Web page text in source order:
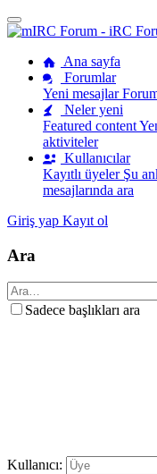
Ana sayfa
Forumlar
Yeni mesajlar
Neler yeni
Featured content
aktiviteler
Kullanıcılar
Kayıtlı üyeler Şu
mesajlarında ara
Giriş yap Kayıt ol
Ara
Sadece başlıkları ara
Kullanıcı: